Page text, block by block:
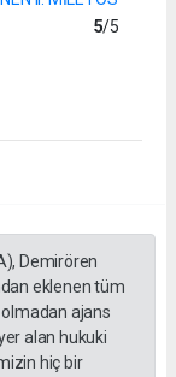
5/5
Demirören
eklenen tüm
ajans
alan hukuki
hiç bir